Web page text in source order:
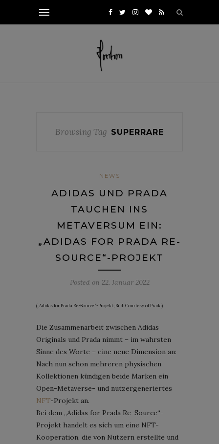
Browsing Tag SUPERRARE
NEWS
ADIDAS UND PRADA
TAUCHEN INS
METAVERSUM EIN:
„ADIDAS FOR PRADA RE-
SOURCE“-PROJEKT
Posted on 22. Januar 2022
(„Adidas for Prada Re-Source“-Projekt; Bild: Courtesy of Prada)
Die Zusammenarbeit zwischen Adidas
Originals und Prada nimmt – im wahrsten
Sinne des Worte – eine neue Dimension an:
Nach nun schon mehreren physischen
Kollektionen kündigen beide Marken ein
Open-Metaverse- und nutzergeneriertes
NFT-Projekt an.
Bei dem „Adidas for Prada Re-Source“-
Projekt handelt es sich um eine NFT-
Kooperation, die von Nutzern erstellte und